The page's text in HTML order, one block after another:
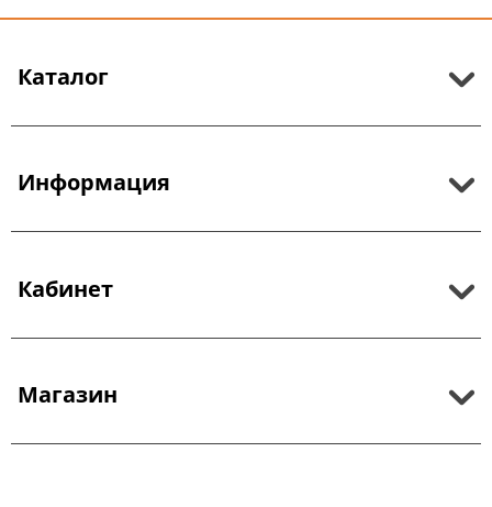
Каталог
Информация
Кабинет
Магазин